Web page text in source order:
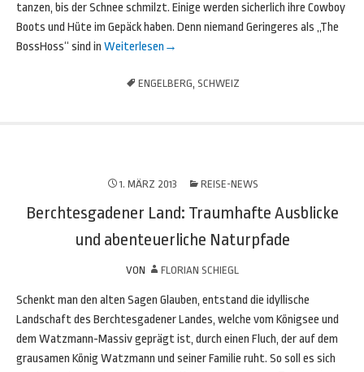
tanzen, bis der Schnee schmilzt. Einige werden sicherlich ihre Cowboy
Boots und Hüte im Gepäck haben. Denn niemand Geringeres als „The
BossHoss“ sind in Weiterlesen →
ENGELBERG, SCHWEIZ
1. MÄRZ 2013 REISE-NEWS
Berchtesgadener Land: Traumhafte Ausblicke
und abenteuerliche Naturpfade
VON FLORIAN SCHIEGL
Schenkt man den alten Sagen Glauben, entstand die idyllische
Landschaft des Berchtesgadener Landes, welche vom Königsee und
dem Watzmann-Massiv geprägt ist, durch einen Fluch, der auf dem
grausamen König Watzmann und seiner Familie ruht. So soll es sich